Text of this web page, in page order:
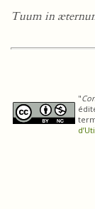
Tuum in
"